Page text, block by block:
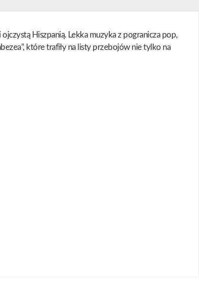
ojczystą Hiszpanią. Lekka muzyka z pogranicza pop,
które trafiły na listy przebojów nie tylko na